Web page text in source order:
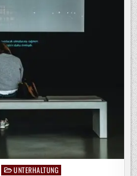
OKTOBER
CAST
DER
SKY
UNTERHALTUNG